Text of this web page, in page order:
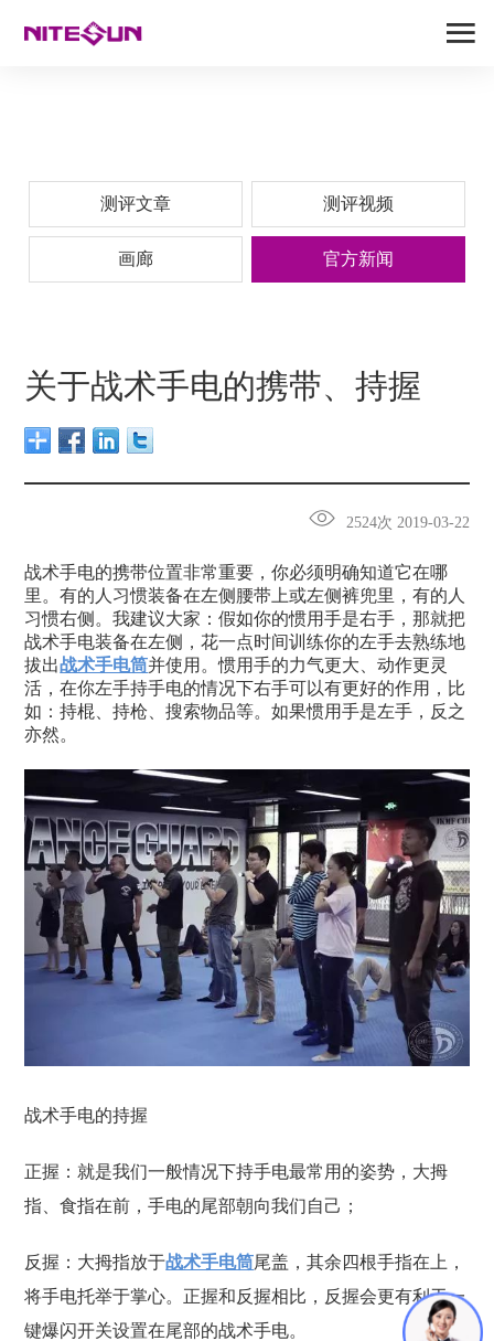
测评文章 测评视频
画廊 官方新闻
关于战术手电的携带、持握
2524次 2019-03-22
战术手电的携带位置非常重要，你必须明确知道它在哪
里。有的人习惯装备在左侧腰带上或左侧裤兜里，有的人
习惯右侧。我建议大家：假如你的惯用手是右手，那就把
战术手电装备在左侧，花一点时间训练你的左手去熟练地
拔出战术手电筒并使用。惯用手的力气更大、动作更灵
活，在你左手持手电的情况下右手可以有更好的作用，比
如：持棍、持枪、搜索物品等。如果惯用手是左手，反之
亦然。
战术手电的持握
正握：就是我们一般情况下持手电最常用的姿势，大拇
指、食指在前，手电的尾部朝向我们自己；
反握：大拇指放于战术手电筒尾盖，其余四根手指在上，
将手电托举于掌心。正握和反握相比，反握会更有利于一
键爆闪开关设置在尾部的战术手电。